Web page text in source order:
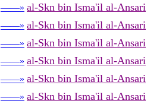
——» al-Skn bin Isma'il al-Ansari
——» al-Skn bin Isma'il al-Ansari
——» al-Skn bin Isma'il al-Ansari
——» al-Skn bin Isma'il al-Ansari
——» al-Skn bin Isma'il al-Ansari
——» al-Skn bin Isma'il al-Ansari